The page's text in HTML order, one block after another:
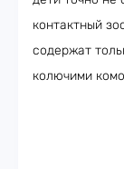
контактный
содержат
колючими